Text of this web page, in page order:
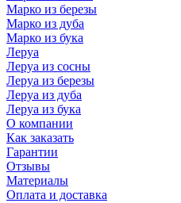
Марко из березы
Марко из дуба
Марко из бука
Леруа
Леруа из сосны
Леруа из березы
Леруа из дуба
Леруа из бука
О компании
Как заказать
Гарантии
Отзывы
Материалы
Оплата и доставка